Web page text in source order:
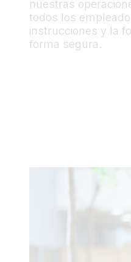
nuestras
todos los
instrucciones y la
forma segura.